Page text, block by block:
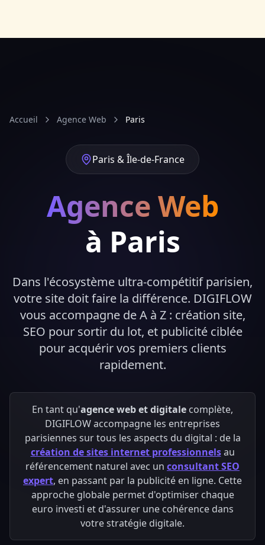
Accueil Agence Web Paris
Paris & Île-de-France
Agence Web
à Paris
Dans l'écosystème ultra-compétitif parisien,
votre site doit faire la différence. DIGIFLOW
vous accompagne de A à Z : création site,
SEO pour sortir du lot, et publicité ciblée
pour acquérir vos premiers clients
rapidement.
En tant qu'agence web et digitale complète,
DIGIFLOW accompagne les entreprises
parisiennes sur tous les aspects du digital : de la
création de sites internet professionnels au
référencement naturel avec un consultant SEO
expert, en passant par la publicité en ligne. Cette
approche globale permet d'optimiser chaque
euro investi et d'assurer une cohérence dans
votre stratégie digitale.